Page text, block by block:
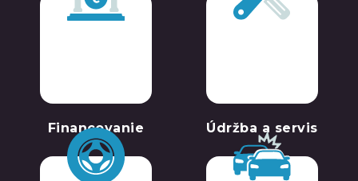
Financovanie Údržba a servis